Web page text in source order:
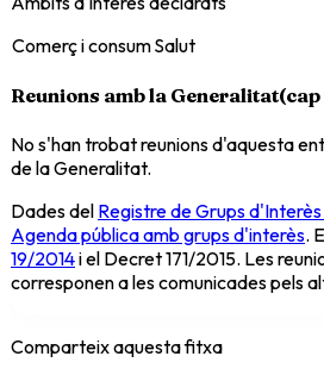
Comerç i consumSalut
Reunions amb la Generalitat(
No s'han trobat reunions d'aquesta
de la Generalitat.
Dades del Registre de Grups
Agenda pública amb grups d'interès.
19/2014i el Decret 171/2015. Les
corresponen a les comunicades pels
Comparteix aquesta fitxa